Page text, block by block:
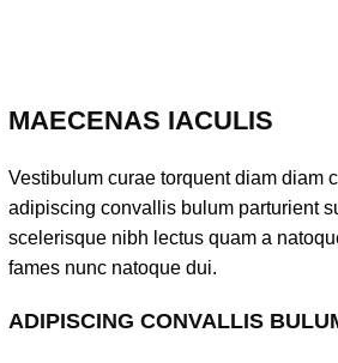
MAECENAS IACULIS
Vestibulum curae torquent diam diam
adipiscing convallis bulum parturient
scelerisque nibh lectus quam a
fames nunc natoque dui.
ADIPISCING CONVALLIS